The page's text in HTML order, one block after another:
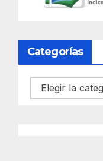
Categorías
Categorías